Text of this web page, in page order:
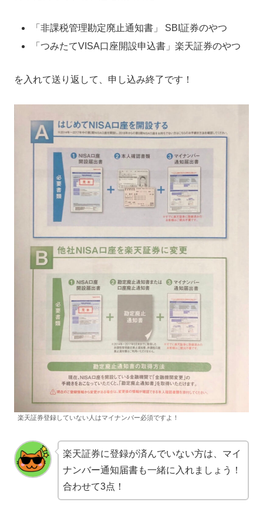
「非課税管理勘定廃止通知書」 SBI証券のやつ
「つみたてVISA口座開設申込書」楽天証券のやつ
を入れて送り返して、申し込み終了です！
楽天証券登録していない人はマイナンバー必須ですよ！
楽天証券に登録が済んでいない方は、マイ
ナンバー通知届書も一緒に入れましょう！
合わせて3点！